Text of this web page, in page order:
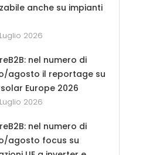
anche su impianti
2026
nel numero di
agosto il reportage su
Europe 2026
2026
nel numero di
agosto focus su